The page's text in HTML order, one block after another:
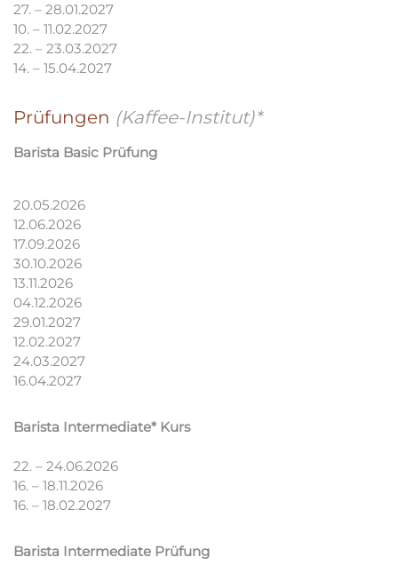
27. – 28.01.2027
10. – 11.02.2027
22. – 23.03.2027
14. – 15.04.2027
Prüfungen (Kaffee-Institut)*
Barista Basic Prüfung
20.05.2026
12.06.2026
17.09.2026
30.10.2026
13.11.2026
04.12.2026
29.01.2027
12.02.2027
24.03.2027
16.04.2027
Barista Intermediate* Kurs
22. – 24.06.2026
16. – 18.11.2026
16. – 18.02.2027
Barista Intermediate Prüfung